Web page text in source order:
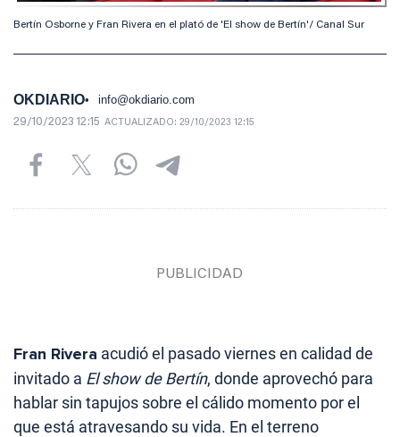
Bertín Osborne y Fran Rivera en el plató de 'El show de Bertín'/ Canal Sur
OKDIARIO info@okdiario.com
29/10/2023 12:15 ACTUALIZADO: 29/10/2023 12:15
Fran Rivera acudió el pasado viernes en calidad de
invitado a El show de Bertín, donde aprovechó para
hablar sin tapujos sobre el cálido momento por el
que está atravesando su vida. En el terreno